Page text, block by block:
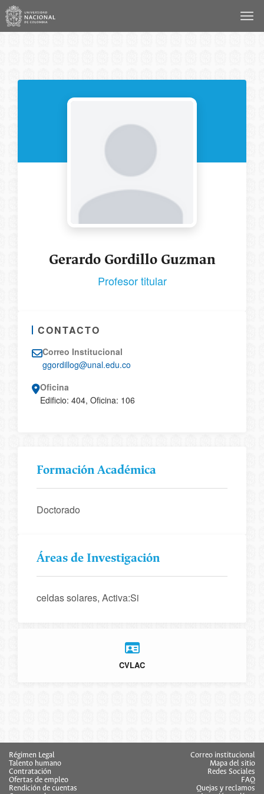
Saltar
contenido
Gerardo Gordillo Guzman
Profesor titular
CONTACTO
Correo Institucional
ggordillog@unal.edu.co
Oficina
Edificio: 404, Oficina: 106
Formación Académica
Doctorado
Áreas de Investigación
celdas solares, Activa:Si
CVLAC
Régimen Legal
Talento humano
Contratación
Ofertas de empleo
Rendición de cuentas
Correo institucional
Mapa del sitio
Redes Sociales
FAQ
Quejas y reclamos